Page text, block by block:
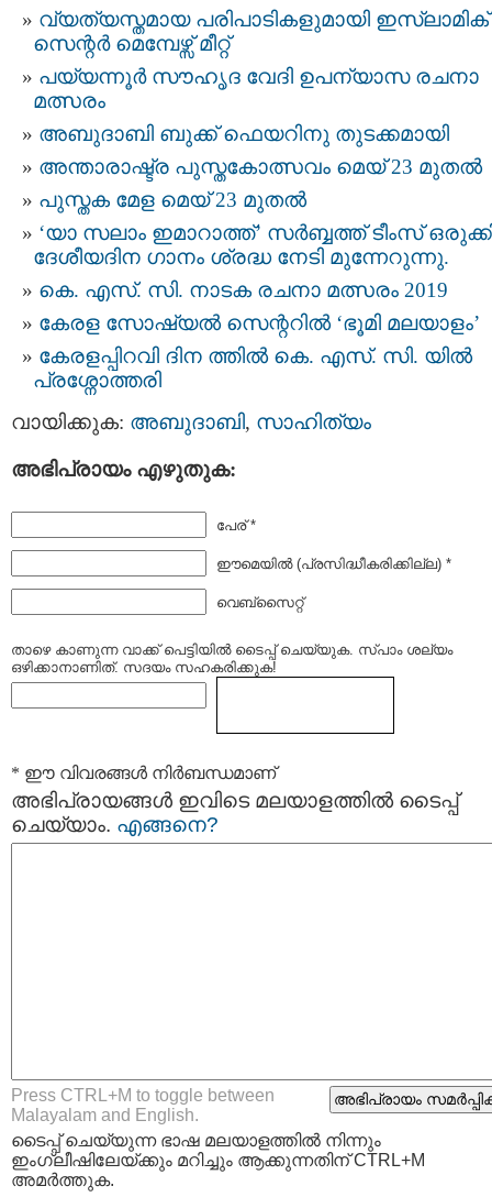
വ്യത്യസ്തമായ പരിപാടികളുമായി ഇസ്ലാമിക്
സെന്റർ മെമ്പേഴ്സ് മീറ്റ്
പയ്യന്നൂർ സൗഹൃദ വേദി ഉപന്യാസ രചനാ
മത്സരം
അബുദാബി ബുക്ക് ഫെയറിനു തുടക്കമായി
അന്താരാഷ്ട്ര പുസ്തകോത്സവം മെയ് 23 മുതൽ
പുസ്തക മേള മെയ് 23 മുതൽ
‘യാ സലാം ഇമാറാത്ത്’ സര്‍ബ്ബത്ത് ടീംസ്
ദേശീയദിന ഗാനം ശ്രദ്ധ നേടി മുന്നേറുന്നു.
കെ. എസ്. സി. നാടക രചനാ മത്സരം 2019
കേരള സോഷ്യൽ സെന്ററിൽ ‘ഭൂമി മലയാളം’
കേരളപ്പിറവി ദിന ത്തില്‍ കെ. എസ്. സി. യില്‍
പ്രശ്നോത്തരി
വായിക്കുക: അബുദാബി, സാഹിത്യം
അഭിപ്രായം എഴുതുക:
പേര് *
ഈമെയില്‍ (പ്രസിദ്ധീകരിക്കില്ല) *
വെബ്സൈറ്റ്
താഴെ കാണുന്ന വാക്ക് പെട്ടിയില്‍ ടൈപ്പ്‌ ചെയ്യുക. സ്പാം ശല്യം
ഒഴിക്കാനാണിത്. സദയം സഹകരിക്കുക!
* ഈ വിവരങ്ങള്‍ നിര്‍ബന്ധമാണ്
അഭിപ്രായങ്ങള്‍ ഇവിടെ മലയാളത്തില്‍ ടൈപ്പ്
ചെയ്യാം. എങ്ങനെ?
Press CTRL+M to toggle between
Malayalam and English.
ടൈപ്പ്‌ ചെയ്യുന്ന ഭാഷ മലയാളത്തില്‍ നിന്നും
ഇംഗ്ലീഷിലേയ്ക്കും മറിച്ചും ആക്കുന്നതിന് CTRL+M
അമര്‍ത്തുക.